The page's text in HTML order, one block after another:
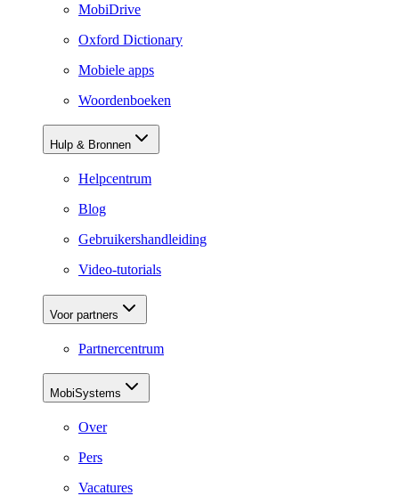
MobiDrive
Oxford Dictionary
Mobiele apps
Woordenboeken
Hulp & Bronnen
Helpcentrum
Blog
Gebruikershandleiding
Video-tutorials
Voor partners
Partnercentrum
MobiSystems
Over
Pers
Vacatures